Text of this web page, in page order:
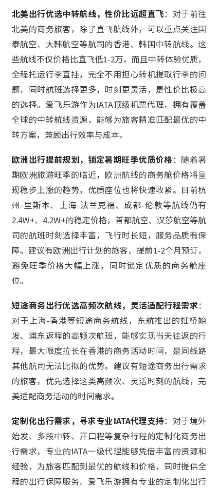
北美出行优选中转航线，性价比远超直飞：对于前往
北美的商务旅客，除了直飞航线外，可以重点关注国
泰航空、大韩航空等航司的香港、韩国中转航线。这
些航线不仅价格比直飞低1-2万，而且中转体验优质，
全程托运行李直挂，完全不用担心转机提取行李的问
题，同时航班选择更多，时刻更灵活，是性价比极高
的选择。爱飞乐游作为IATA顶级机票代理，拥有覆盖
全球的中转航线资源，能够为旅客精准匹配最优的中
转方案，兼顾出行效率与成本。
欧洲出行提前规划，锁定暑期旺季优质价格：随着暑
期欧洲旅游旺季的临近，欧洲航线的商务舱价格将呈
现稳步上涨的趋势，优质座位也将快速收紧。目前杭
州-里斯本、上海-法兰克福、成都-伦敦等航线仍有
2.4W+、4.2W+的稳定价格，首都航空、汉莎航空等航
司的航班时刻选择丰富，飞行时长短，服务品质有保
障。建议有欧洲出行计划的旅客，提前1-2个月预订，
避免旺季价格大幅上涨，同时锁定优质的商务舱座
位。
短途商务出行优选高频次航线，灵活适配行程需求：
对于上海-香港等短途商务航线，东航推出的虹桥始
发、浦东返程的高频次航班，能够实现当天往返的行
程，最大限度拉长在香港的商务活动时间，是同线路
其他航司无法比拟的优势。建议有短途商务出行需求
的旅客，优先选择这类高频次、灵活时刻的航线，完
美适配商务活动的时间需求。
定制化出行需求，寻求专业IATA代理支持：对于境外
始发、多段中转、开口程等复杂行程的定制化商务出
行需求，专业的IATA一级代理能够凭借丰富的资源和
经验，为旅客匹配到最优的航线和价格，同时提供全
程的出行保障服务。爱飞乐游拥有专业的定制化出行